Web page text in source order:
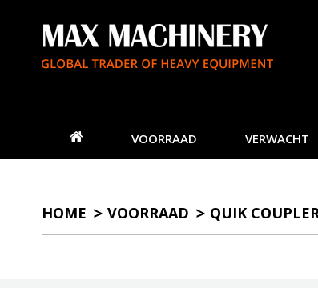
VOORRAAD VERWACHT
HOME VOORRAAD QUIK